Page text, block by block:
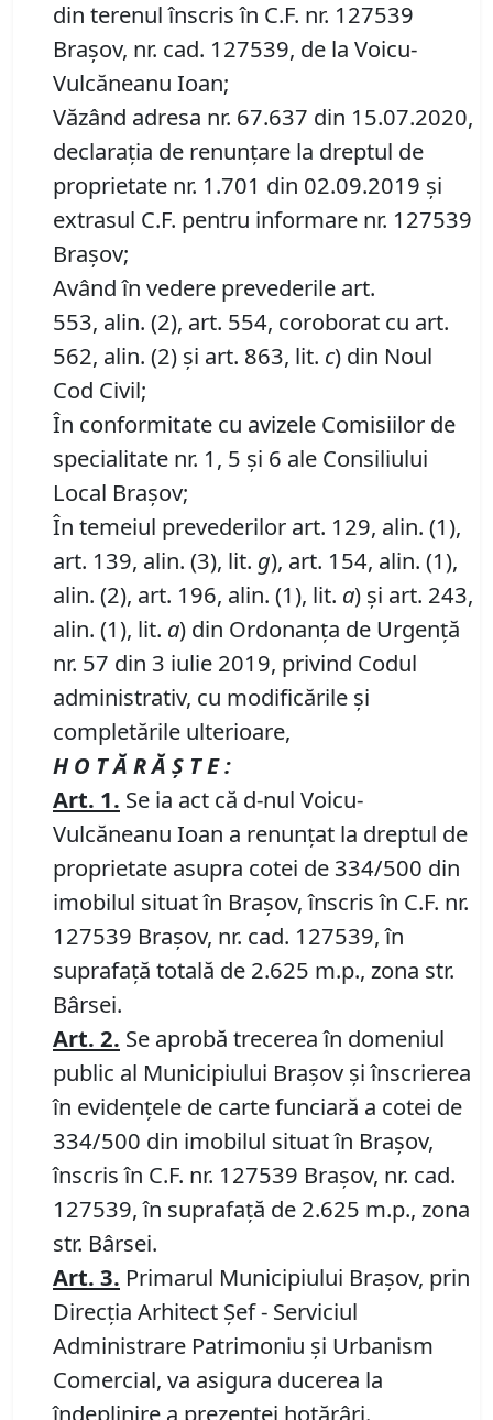
din terenul înscris în C.F. nr. 127539
Brașov, nr. cad. 127539, de la Voicu-
Vulcăneanu Ioan;
Văzând adresa nr. 67.637 din 15.07.2020,
declarația de renunțare la dreptul de
proprietate nr. 1.701 din 02.09.2019 și
extrasul C.F. pentru informare nr. 127539
Brașov;
Având în vedere prevederile art.
553, alin. (2), art. 554, coroborat cu art.
562, alin. (2) și art. 863, lit. c) din Noul
Cod Civil;
În conformitate cu avizele Comisiilor de
specialitate nr. 1, 5 și 6 ale Consiliului
Local Brașov;
În temeiul prevederilor art. 129, alin. (1),
art. 139, alin. (3), lit. g), art. 154, alin. (1),
alin. (2), art. 196, alin. (1), lit. a) și art. 243,
alin. (1), lit. a) din Ordonanța de Urgență
nr. 57 din 3 iulie 2019, privind Codul
administrativ, cu modificările și
completările ulterioare,
H O T Ă R Ă Ş T E :
Art. 1. Se ia act că d-nul Voicu-
Vulcăneanu Ioan a renunțat la dreptul de
proprietate asupra cotei de 334/500 din
imobilul situat în Braşov, înscris în C.F. nr.
127539 Brașov, nr. cad. 127539, în
suprafață totală de 2.625 m.p., zona str.
Bârsei.
Art. 2. Se aprobă trecerea în domeniul
public al Municipiului Braşov şi înscrierea
în evidenţele de carte funciară a cotei de
334/500 din imobilul situat în Braşov,
înscris în C.F. nr. 127539 Brașov, nr. cad.
127539, în suprafață de 2.625 m.p., zona
str. Bârsei.
Art. 3. Primarul Municipiului Braşov, prin
Direcţia Arhitect Şef - Serviciul
Administrare Patrimoniu şi Urbanism
Comercial, va asigura ducerea la
îndeplinire a prezentei hotărâri.